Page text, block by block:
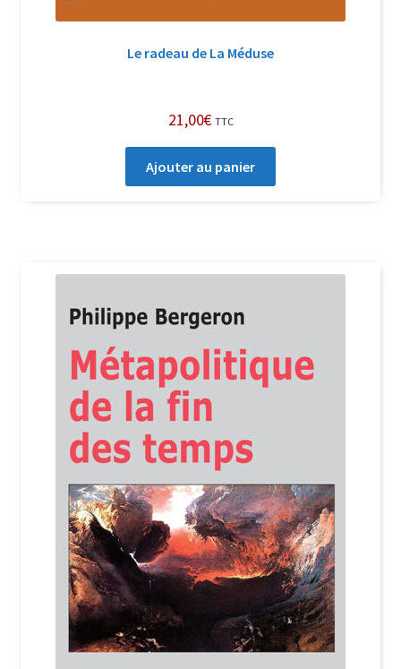
Le radeau de La Méduse
21,00€ TTC
Ajouter au panier